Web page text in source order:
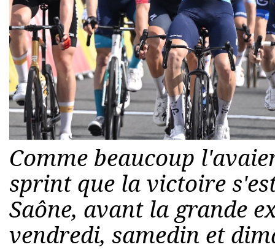
Comme beaucoup
sprint que la victoire
Saône, avant la grande
vendredi, samedin et